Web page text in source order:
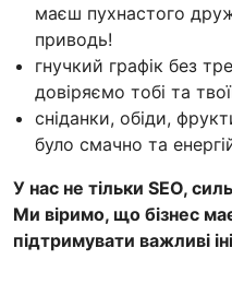
маєш пухнастого
приводь!
гнучкий графік без
довіряємо тобі та
сніданки, обіди,
було смачно та
У нас не тільки SEO,
Ми віримо, що бізнес
підтримувати важливі